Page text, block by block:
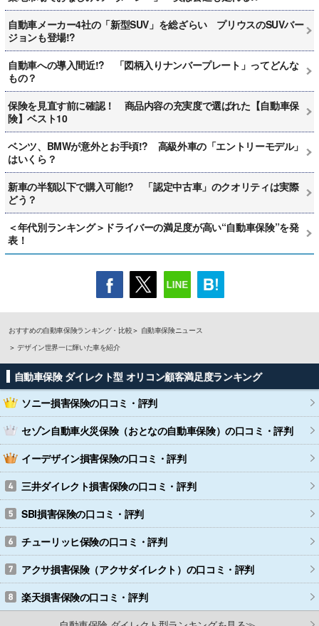
自動車メーカー4社の「新型SUV」を総ざらい プリウスのSUVバー
ジョンも登場!?
自動車への導入間近!? 「図柄入りナンバープレート」ってどんな
もの？
保険を見直す前に確認！ 商品内容の充実度で選ばれた【自動車保
険】ベスト10
ベンツ、BMWが意外とお手頃!? 高級外車の「エントリーモデル」
はいくら？
新車の半額以下で購入可能!? 「認定中古車」のクオリティは実際
どう？
＜年代別ランキング＞ドライバーの満足度が高い“自動車保険”を発
表！
おすすめの自動車保険ランキング・比較
自動車保険ニュース
デザイン世界一に輝いた車を紹介
自動車保険 ダイレクト型 オリコン顧客満足度ランキング
ソニー損害保険の口コミ・評判
セゾン自動車火災保険（おとなの自動車保険）の口コミ・評判
イーデザイン損害保険の口コミ・評判
三井ダイレクト損害保険の口コミ・評判
SBI損害保険の口コミ・評判
チューリッヒ保険の口コミ・評判
アクサ損害保険（アクサダイレクト） の口コミ・評判
楽天損害保険の口コミ・評判